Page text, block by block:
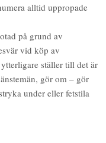
alltid uppropade
på grund av
vid köp av
ställer till det är
gör om – gör
under eller fetstila